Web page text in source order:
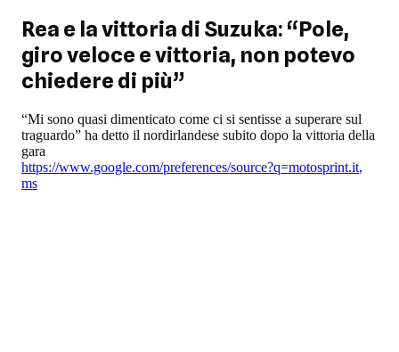
Rea e la vittoria di Suzuka: “Pole,
giro veloce e vittoria, non potevo
chiedere di più”
“Mi sono quasi dimenticato come ci si sentisse a superare sul
traguardo” ha detto il nordirlandese subito dopo la vittoria della
gara
https://www.google.com/preferences/source?q=motosprint.it,
ms